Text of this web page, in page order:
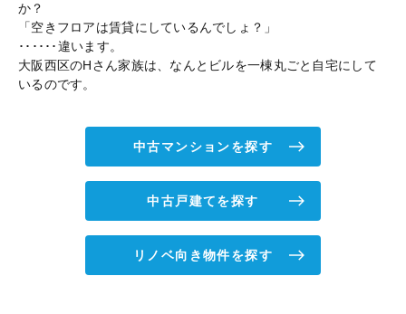
か？
「空きフロアは賃貸にしているんでしょ？」
･･････違います。
大阪西区のHさん家族は、なんとビルを一棟丸ごと自宅にして
いるのです。
中古マンションを探す
中古戸建てを探す
リノベ向き物件を探す